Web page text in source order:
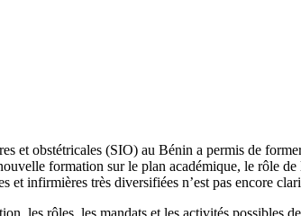
et obstétricales (SIO) au Bénin a permis de
formation sur le plan académique, le rôle
infirmières très diversifiées n’est pas encore